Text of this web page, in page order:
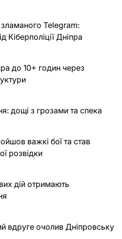
Telegram:
Кіберполіції Дніпра
до 10+ годин через
дощі з грозами та спека
важкі бої та став
розвідки
дій отримають
вдруге очолив Дніпровську